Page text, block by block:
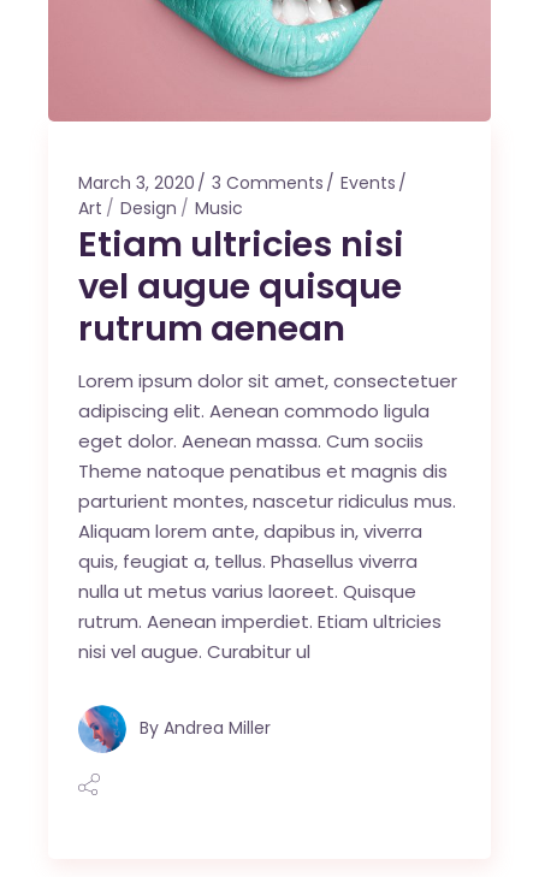
March 3, 2020 3 Comments
Events
Art
Design Music
Etiam ultricies nisi
vel augue quisque
rutrum aenean
Lorem ipsum dolor sit amet, consectetuer
adipiscing elit. Aenean commodo ligula
eget dolor. Aenean massa. Cum sociis
Theme natoque penatibus et magnis dis
parturient montes, nascetur ridiculus mus.
Aliquam lorem ante, dapibus in, viverra
quis, feugiat a, tellus. Phasellus viverra
nulla ut metus varius laoreet. Quisque
rutrum. Aenean imperdiet. Etiam ultricies
nisi vel augue. Curabitur ul
By Andrea Miller